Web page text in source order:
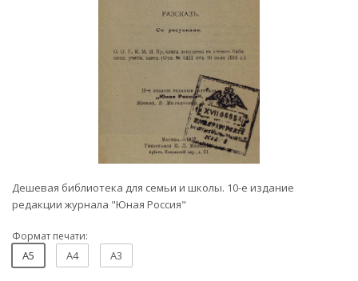
Дешевая библиотека для семьи и школы. 10-е издание
редакции журнала "Юная Россия"
Формат печати:
A5 A4 A3